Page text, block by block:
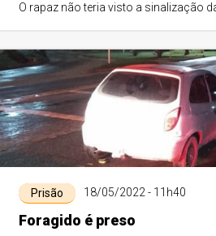
O rapaz não teria visto a sinalização
Prisão 18/05/2022 - 11h40
Foragido é preso